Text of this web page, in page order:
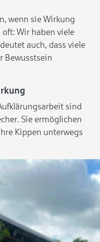
wenn sie Wirkung
Wir haben viele
auch, dass viele
Bewusstsein
sind
Sie ermöglichen
Kippen unterwegs